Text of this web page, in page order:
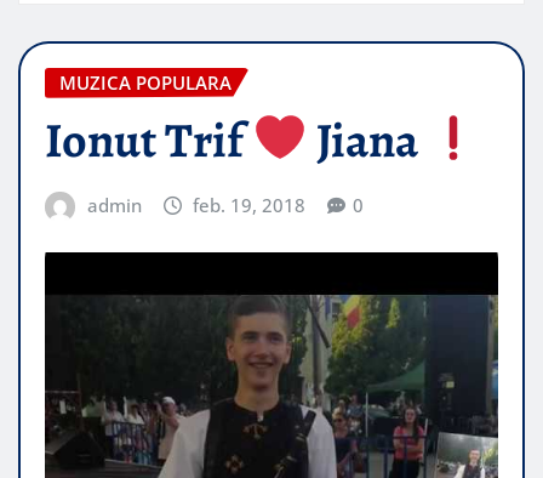
MUZICA POPULARA
Ionut Trif Jiana
admin feb. 19, 2018 0